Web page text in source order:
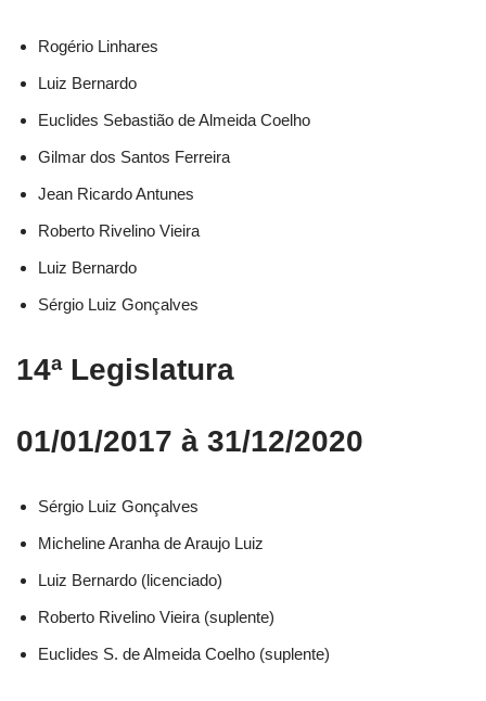
Rogério Linhares​
Luiz Bernardo​
Euclides Sebastião de Almeida Coelho​
Gilmar dos Santos Ferreira​
Jean Ricardo Antunes​
Roberto Rivelino Vieira​
Luiz Bernardo​
Sérgio Luiz Gonçalves​
14ª Legislatura
01/01/2017 à 31/12/2020
Sérgio Luiz Gonçalves​
Micheline Aranha de Araujo Luiz​
Luiz Bernardo (licenciado)​
Roberto Rivelino Vieira (suplente)​
Euclides S. de Almeida Coelho (suplente)​